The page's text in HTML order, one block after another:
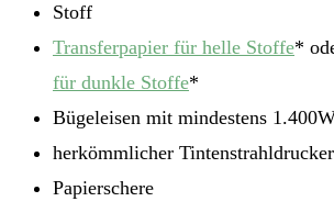
Stoff
Transferpapier für helle Stoffe*
für dunkle Stoffe*
Bügeleisen mit mindestens
herkömmlicher Tintenstrahldrucker
Papierschere